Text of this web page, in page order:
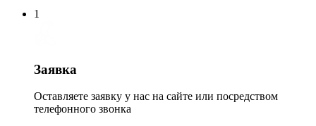
1
Заявка
Оставляете заявку у нас на сайте или посредством
телефонного звонка